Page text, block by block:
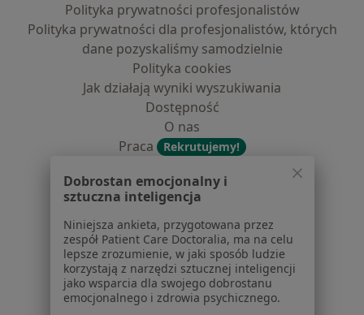
Polityka prywatności profesjonalistów
Polityka prywatności dla profesjonalistów, których
dane pozyskaliśmy samodzielnie
Polityka cookies
Jak działają wyniki wyszukiwania
Dostępność
O nas
Praca
Rekrutujemy!
Centrum prasowe
Kontakt
Dla pacjentów
Lekarze
Placówki medyczne
Pytania i odpowiedzi
Dobrostan emocjonalny i
sztuczna inteligencja
Niniejsza ankieta, przygotowana przez
zespół Patient Care Doctoralia, ma na celu
lepsze zrozumienie, w jaki sposób ludzie
korzystają z narzędzi sztucznej inteligencji
jako wsparcia dla swojego dobrostanu
emocjonalnego i zdrowia psychicznego.